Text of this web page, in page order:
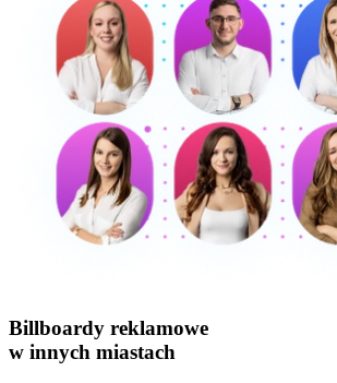
Billboardy reklamowe
w innych miastach